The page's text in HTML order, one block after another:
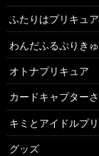
ふたりはプリキュ
わんだふるぷりき
オトナプリキュア
カードキャプター
キミとアイドルプ
グッズ